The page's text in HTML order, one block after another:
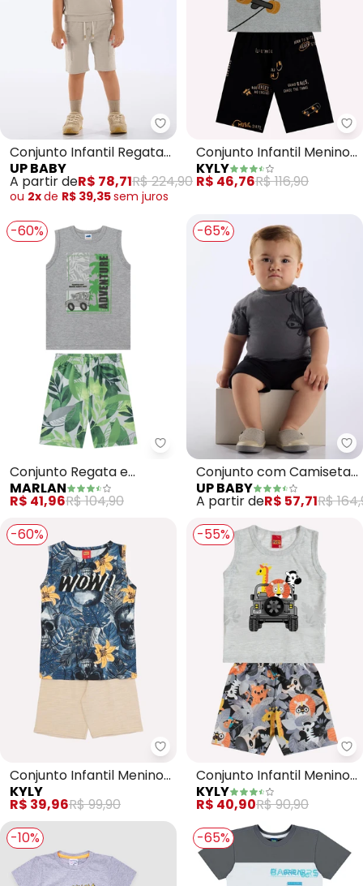
Up Baby - Conjunto Infantil
Conjunto Infantil Regata
e Bermuda (Cinza)
UP BABY
A partir deR$ 78,71R$ 224,90
ou 2xde R$ 39,35sem juros
Conjunto Infantil Menino
Skate (Cinza)
KYLY
R$ 46,76R$ 116,90
-60%
Marlan - Conjunto Regata e
Conjunto Regata e
Bermuda em Moletinho
(Cinza)
MARLAN
R$ 41,96R$ 104,90
-65%
Conjunto com Camiseta
e Bermuda Bebê (Cinza)
UP BABY
A partir deR$ 57,71R$
-60%
Kyly - Conjunto Infantil Menino
Conjunto Infantil Menino
Lettering (Cinza)
KYLY
R$ 39,96R$ 99,90
-55%
Conjunto Infantil Menino
Bichinhos (Cinza)
KYLY
R$ 40,90R$ 90,90
-10%
-65%